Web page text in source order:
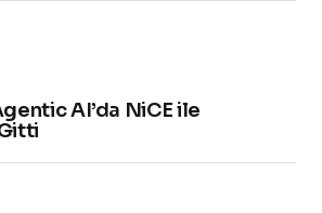
AI’da NiCE ile